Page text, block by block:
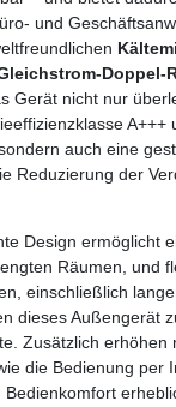
und
Doppel-
Gerät nicht nur
A+++
auch eine
Reduzierung der
Design ermöglicht
Räumen, und
einschließlich
dieses Außengerät
Zusätzlich erhöhen
die Bedienung per